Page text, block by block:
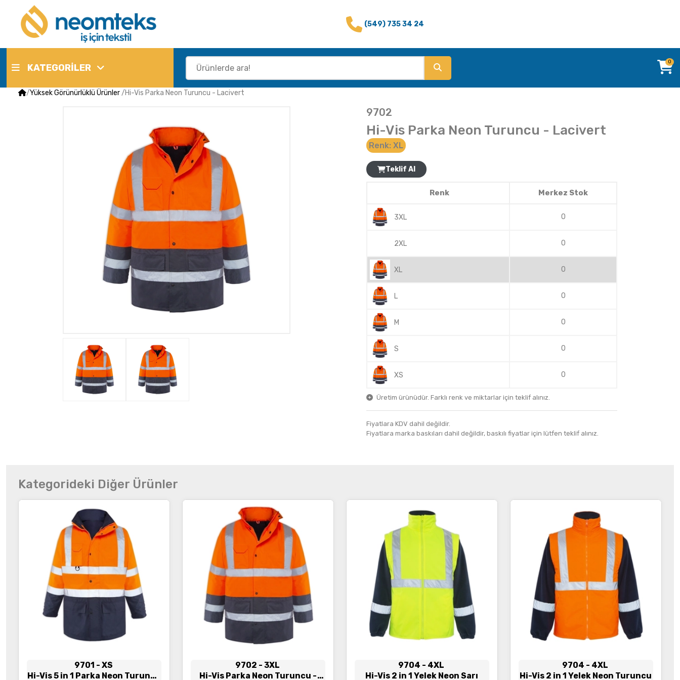
(549) 735 34 24
KATEGORİLER
0
/Yüksek Görünürlüklü Ürünler/Hi-Vis Parka Neon Turuncu - Lacivert
9702
Hi-Vis Parka Neon Turuncu - Lacivert
Renk: XL
Teklif Al
Renk Merkez Stok
3XL 0
2XL 0
XL 0
L 0
M 0
S 0
XS 0
Üretim ürünüdür. Farklı renk ve miktarlar için teklif alınız.
Fiyatlara KDV dahil değildir.
Fiyatlara marka baskıları dahil değildir, baskılı fiyatlar için lütfen teklif alınız.
Kategorideki Diğer Ürünler
9701 - XS
Hi-Vis 5 in 1 Parka Neon Turuncu
İncele
9702 - 3XL
Hi-Vis Parka Neon Turuncu -
9704 - 4XL
Hi-Vis 2 in 1 Yelek Neon Sarı
İncele
9704 - 4XL
Hi-Vis 2 in 1 Yelek Neon Turuncu